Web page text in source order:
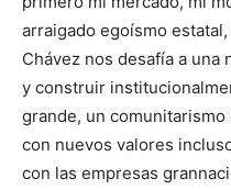
arraigado egoísmo
Chávez nos desafía a una
y construir
grande, un
con nuevos valores
con las empresas